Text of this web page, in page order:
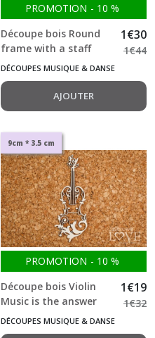
PROMOTION - 10 %
Découpe bois Round
frame with a staff
Music is the answer
1€30
1€44
DÉCOUPES MUSIQUE & DANSE
AJOUTER
9cm * 3.5 cm
PROMOTION - 10 %
Découpe bois Violin
Music is the answer
-682-
1€19
1€32
DÉCOUPES MUSIQUE & DANSE